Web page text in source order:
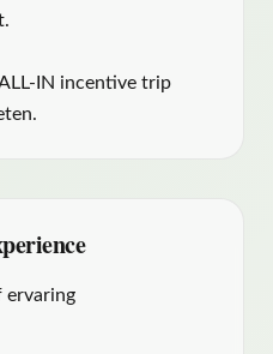
IN incentive trip
ervaring